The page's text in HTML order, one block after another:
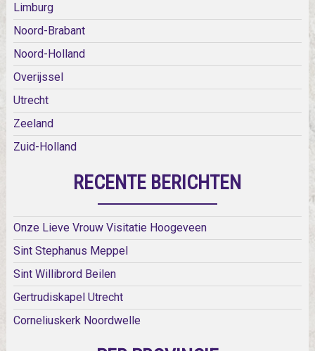
Limburg
Noord-Brabant
Noord-Holland
Overijssel
Utrecht
Zeeland
Zuid-Holland
RECENTE BERICHTEN
Onze Lieve Vrouw Visitatie Hoogeveen
Sint Stephanus Meppel
Sint Willibrord Beilen
Gertrudiskapel Utrecht
Corneliuskerk Noordwelle